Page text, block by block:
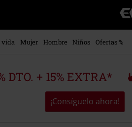
vida Mujer Hombre Niños Ofertas %
DTO. + 15% EXTRA*
¡Consíguelo ahora!